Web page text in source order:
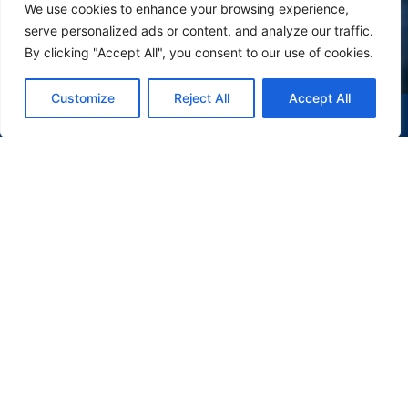
We use cookies to enhance your browsing experience,
serve personalized ads or content, and analyze our traffic.
By clicking "Accept All", you consent to our use of cookies.
Customize Reject All Accept All
(47) 9 9977-7630